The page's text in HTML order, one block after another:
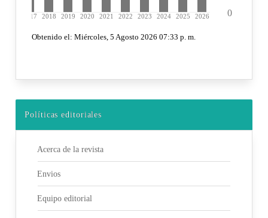
Políticas editoriales
Acerca de la revista
Envios
Equipo editorial